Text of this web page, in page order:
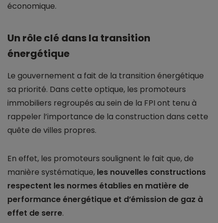
économique.
Un rôle clé dans la transition
énergétique
Le gouvernement a fait de la transition énergétique
sa priorité. Dans cette optique, les promoteurs
immobiliers regroupés au sein de la FPI ont tenu à
rappeler l’importance de la construction dans cette
quête de villes propres.
En effet, les promoteurs soulignent le fait que, de
manière systématique, les nouvelles constructions
respectent les normes établies en matière de
performance énergétique et d’émission de gaz à
effet de serre.